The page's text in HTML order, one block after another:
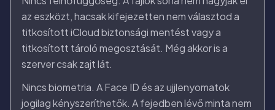
az eszközt, hacsak kifejezetten nem választod a
titkosított iCloud biztonsági mentést vagy a
titkosított tároló megosztását. Még akkor is a
szerver csak zajt lát.
Nincs biometria. A Face ID és az ujjlenyomatok
jogilag kényszeríthetők. A fejedben lévő minta nem